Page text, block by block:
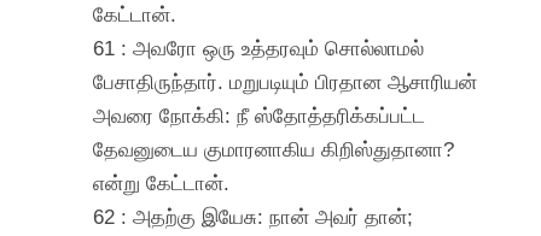
கேட்டான்.
61 : அவரோ ஒரு உத்தரவும் சொல்லாமல்
பேசாதிருந்தார். மறுபடியும் பிரதான ஆசாரியன்
அவரை நோக்கி: நீ ஸ்தோத்தரிக்கப்பட்ட
தேவனுடைய குமாரனாகிய கிறிஸ்துதானா?
என்று கேட்டான்.
62 : அதற்கு இயேசு: நான் அவர் தான்;